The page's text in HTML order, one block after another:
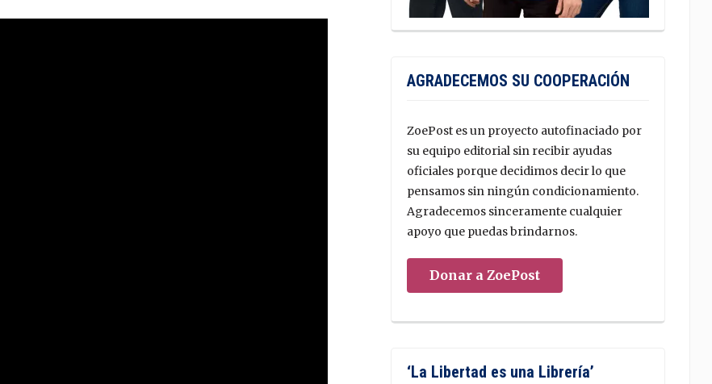
AGRADECEMOS SU COOPERACIÓN
ZoePost es un proyecto autofinaciado por
su equipo editorial sin recibir ayudas
oficiales porque decidimos decir lo que
pensamos sin ningún condicionamiento.
Agradecemos sinceramente cualquier
apoyo que puedas brindarnos.
Donar a ZoePost
‘La Libertad es una Librería’